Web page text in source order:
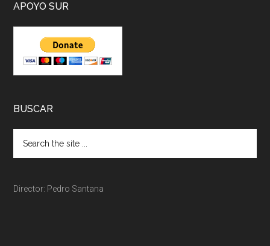
APOYO SUR
BUSCAR
Director: Pedro Santana